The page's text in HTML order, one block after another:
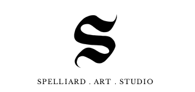
SPELLIARD . ART . STUDIO